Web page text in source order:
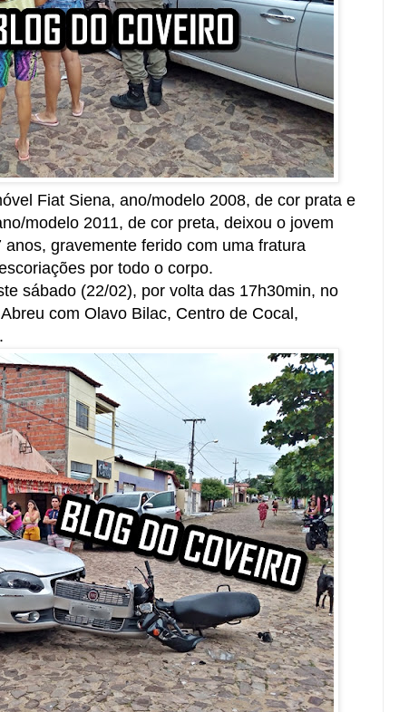
Fiat Siena, ano/modelo 2008, de cor prata e
modelo 2011, de cor preta, deixou o jovem
gravemente ferido com uma fratura
por todo o corpo.
sábado (22/02), por volta das 17h30min, no
com Olavo Bilac, Centro de Cocal,